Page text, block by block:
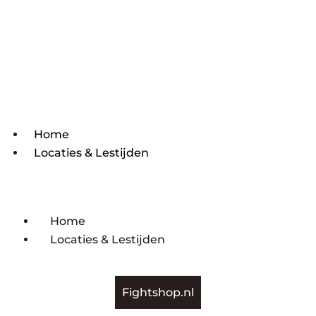
Home
Locaties & Lestijden
Home
Locaties & Lestijden
Fightshop.nl